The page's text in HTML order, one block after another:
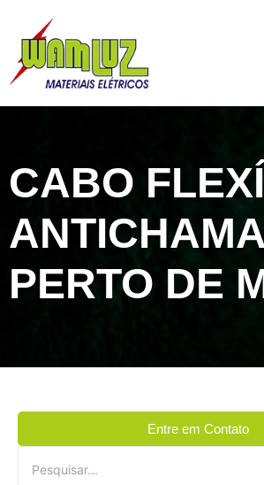
CABO
ANTICHAMA
PERTO DE
Entre em Contato